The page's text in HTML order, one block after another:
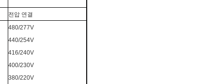
전압 연결
480/277V
440/254V
416/240V
400/230V
380/220V